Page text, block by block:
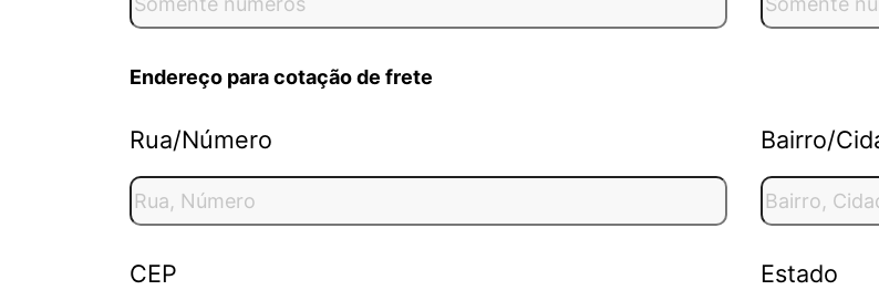
Endereço para cotação de frete
Rua/Número Bairro/
CEP Estado